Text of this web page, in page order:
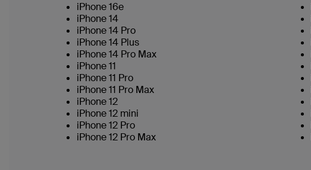
iPhone 16e
iPhone 14
iPhone 14 Pro
iPhone 14 Plus
iPhone 14 Pro Max
iPhone 11
iPhone 11 Pro
iPhone 11 Pro Max
iPhone 12
iPhone 12 mini
iPhone 12 Pro
iPhone 12 Pro Max